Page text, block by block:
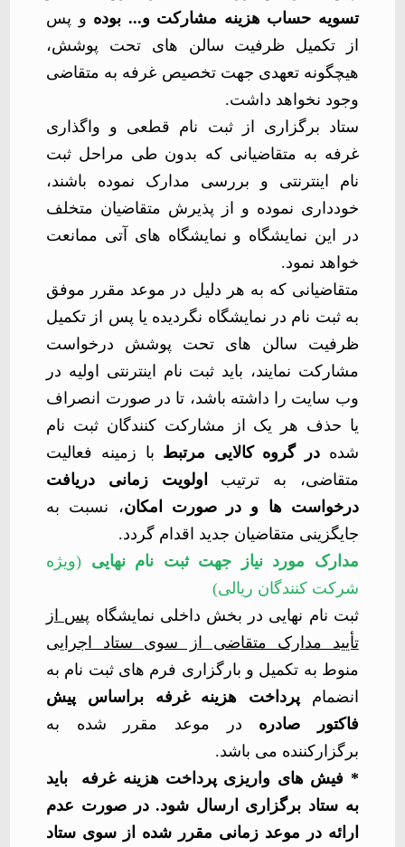
تسویه حساب هزینه مشارکت و... بوده و پس
از تکمیل ظرفیت سالن های تحت پوشش،
هیچگونه تعهدی جهت تخصیص غرفه به متقاضی
وجود نخواهد داشت.
ستاد برگزاری از ثبت نام قطعی و واگذاری
غرفه به متقاضیانی که بدون طی مراحل ثبت
نام اینترنتی و بررسی مدارک نموده باشند،
خودداری نموده و از پذیرش متقاضیان متخلف
در این نمایشگاه و نمایشگاه های آتی ممانعت
خواهد نمود.
متقاضیانی که به هر دلیل در موعد مقرر موفق
به ثبت نام در نمایشگاه نگردیده یا پس از تکمیل
ظرفیت سالن های تحت پوشش درخواست
مشارکت نمایند، باید ثبت نام اینترنتی اولیه در
وب سایت را داشته باشد، تا در صورت انصراف
یا حذف هر یک از مشارکت کنندگان ثبت نام
شده در گروه کالایی مرتبط با زمینه فعالیت
متقاضی، به ترتیب
اولویت زمانی دریافت
درخواست ها و در صورت امکان، نسبت به
جایگزینی متقاضیان جدید اقدام گردد.
مدارک مورد نیاز جهت ثبت نام نهایی (ویژه
شرکت کنندگان ریالی)
ثبت نام نهایی در بخش داخلی نمایشگاه پس از
تأیید مدارک متقاضی از سوی ستاد اجرایی
منوط به تکمیل و بارگزاری فرم های ثبت نام به
انضمام پرداخت هزینه غرفه براساس پیش
فاکتور صادره در موعد مقرر شده به
برگزارکننده می باشد.
* فیش های واریزی پرداخت هزینه غرفه باید
به ستاد برگزاری ارسال شود. در صورت عدم
ارائه در موعد زمانی مقرر شده از سوی ستاد